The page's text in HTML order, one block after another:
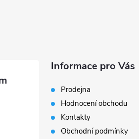
Informace pro Vás
Prodejna
Hodnocení obchodu
Kontakty
Obchodní podmínky